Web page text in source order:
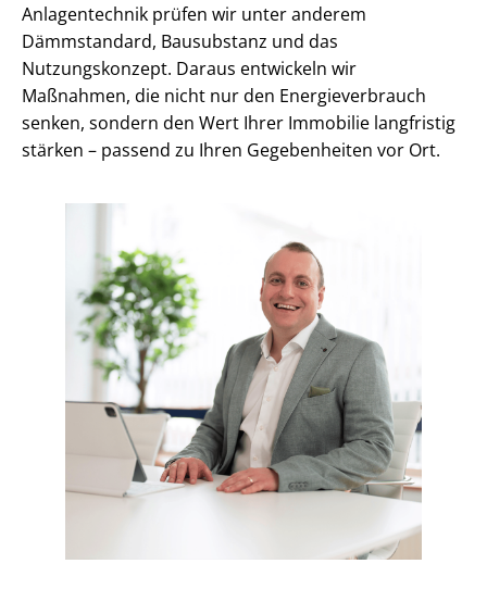
Anlagentechnik prüfen wir unter anderem
Dämmstandard, Bausubstanz und das
Nutzungskonzept. Daraus entwickeln wir
Maßnahmen, die nicht nur den En­er­gie­ver­brauch
senken, sondern den Wert Ihrer Immobilie langfristig
stärken – passend zu Ihren Gegebenheiten vor Ort.